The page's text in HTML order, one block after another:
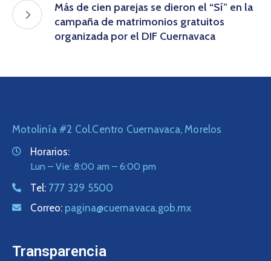
Más de cien parejas se dieron el “Sí” en la
campaña de matrimonios gratuitos
organizada por el DIF Cuernavaca
Motolinía #2 Col.Centro Cuernavaca, Morelos
Horarios:
Lun – Vie: 8:00 am – 6:00 pm
Tel: 777 329 5500
Correo: pagina@cuernavaca.gob.mx
Transparencia